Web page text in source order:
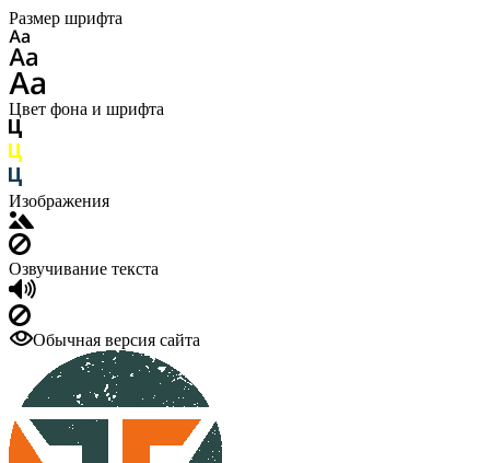
Размер шрифта
Цвет фона и шрифта
Изображения
Озвучивание текста
Обычная версия сайта